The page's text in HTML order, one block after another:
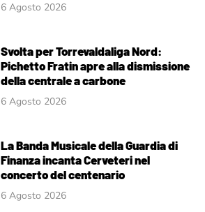
6 Agosto 2026
Svolta per Torrevaldaliga Nord:
Pichetto Fratin apre alla dismissione
della centrale a carbone
6 Agosto 2026
La Banda Musicale della Guardia di
Finanza incanta Cerveteri nel
concerto del centenario
6 Agosto 2026